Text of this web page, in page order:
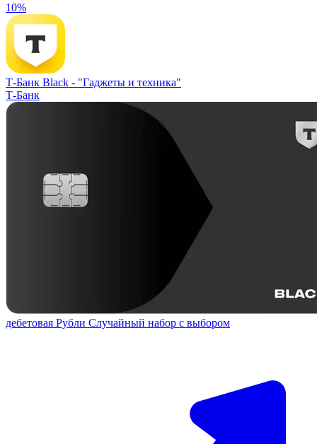
10%
Т-Банк Black - "Гаджеты и техника"
Т-Банк
дебетовая Рубли Случайный набор с выбором